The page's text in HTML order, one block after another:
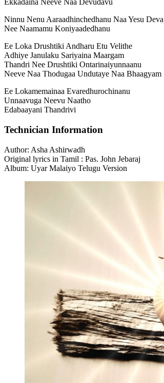
Ekkadaina Neeve Naa Devudavu
Ninnu Nenu Aaraadhinchedhanu Naa Yesu Deva
Nee Naamamu Koniyaadedhanu
Ee Loka Drushtiki Andharu Etu Velithe
Adhiye Janulaku Sariyaina Maargam
Thandri Nee Drushtiki Ontarinaiyunnaanu
Neeve Naa Thodugaa Undutaye Naa Bhaagyam
Ee Lokamemainaa Evaredhurochinanu
Unnaavuga Neevu Naatho
Edabaayani Thandrivi
Technician Information
Author: Asha Ashirwadh
Original lyrics in Tamil : Pas. John Jebaraj
Album: Uyar Malaiyo Telugu Version